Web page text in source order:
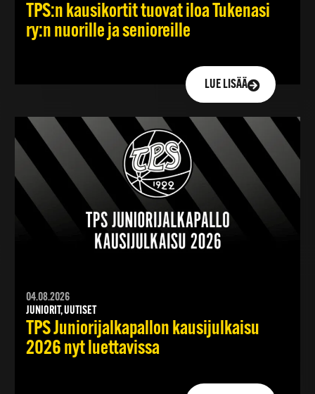
TPS:n kausikortit tuovat iloa Tukenasi
ry:n nuorille ja senioreille
LUE LISÄÄ
04.08.2026
JUNIORIT, UUTISET
TPS Juniorijalkapallon kausijulkaisu
2026 nyt luettavissa